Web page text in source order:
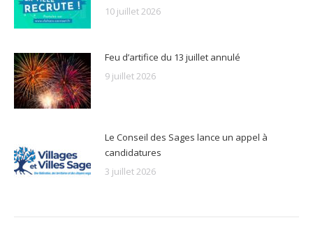
10 juillet 2026
Feu d’artifice du 13 juillet annulé
9 juillet 2026
Le Conseil des Sages lance un appel à
candidatures
3 juillet 2026